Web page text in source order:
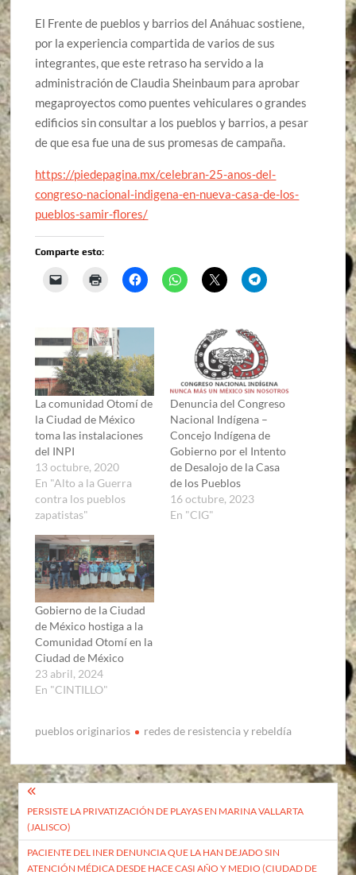
El Frente de pueblos y barrios del Anáhuac sostiene,
por la experiencia compartida de varios de sus
integrantes, que este retraso ha servido a la
administración de Claudia Sheinbaum para aprobar
megaproyectos como puentes vehiculares o grandes
edificios sin consultar a los pueblos y barrios, a pesar
de que esa fue una de sus promesas de campaña.
https://piedepagina.mx/celebran-25-anos-del-
congreso-nacional-indigena-en-nueva-casa-de-los-
pueblos-samir-flores/
Comparte esto:
La comunidad Otomí de
la Ciudad de México
toma las instalaciones
del INPI
13 octubre, 2020
En "Alto a la Guerra
contra los pueblos
zapatistas"
Denuncia del Congreso
Nacional Indígena –
Concejo Indígena de
Gobierno por el Intento
de Desalojo de la Casa
de los Pueblos
16 octubre, 2023
En "CIG"
Gobierno de la Ciudad
de México hostiga a la
Comunidad Otomí en la
Ciudad de México
23 abril, 2024
En "CINTILLO"
pueblos originarios redes de resistencia y rebeldía
Navegación
de
entradas
PERSISTE LA PRIVATIZACIÓN DE PLAYAS EN MARINA VALLARTA
(JALISCO)
PACIENTE DEL INER DENUNCIA QUE LA HAN DEJADO SIN
ATENCIÓN MÉDICA DESDE HACE CASI AÑO Y MEDIO (CIUDAD DE